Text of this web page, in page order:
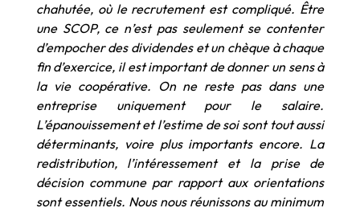
chahutée, où le recrutement est compliqué. Être
une SCOP, ce n’est pas seulement se contenter
d’empocher des dividendes et un chèque à chaque
fin d’exercice, il est important de donner un sens à
la vie coopérative. On ne reste pas dans une
entreprise uniquement pour le salaire.
L’épanouissement et l’estime de soi sont tout aussi
déterminants, voire plus importants encore. La
redistribution, l’intéressement et la prise de
décision commune par rapport aux orientations
sont essentiels. Nous nous réunissons au minimum